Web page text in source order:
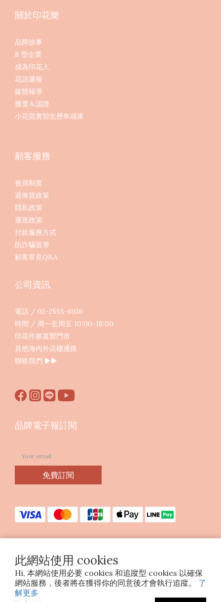
此網站使用 cookies
Hi, 本網站使用必要 cookies 和追蹤型 cookies 以確保
網站服務，後者將在獲得你的同意後才會執行追蹤。 了
解更多
關於印花樂
品牌故事
B 型企業
成為印花人
花語週報
媒體報導
獲獎＆認證
小花苗實習生歷年成果
顧客服務
會員制度
退換貨政策
隱私政策
運送政策
付款服務方式
防詐騙宣導
顧客常見Q&A
公司資訊
電話 / 02-2555-6936
時間 / 周一至周五 10:00-18:00
印花作夥直營門市
其他海內外店櫃通路
聯絡我們 ▶︎▶︎
品牌電子報訂閱
免費訂閱
Copyright © 2023 印花樂美感生活股份有限公司
統編25070663